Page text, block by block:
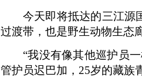
今天即将抵达的三江源
过渡带，也是野生动物生态
“我没有像其他巡护员
管护员迟巴加，25岁的藏族